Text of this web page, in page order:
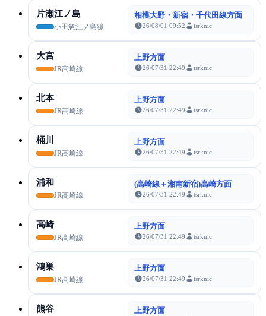
片瀬江ノ島
小田急江ノ島線
相模大野・新宿・千代田線方面
26/08/01 09:52 tsrknic
大宮
JR高崎線
上野方面
26/07/31 22:49 tsrknic
北本
JR高崎線
上野方面
26/07/31 22:49 tsrknic
桶川
JR高崎線
上野方面
26/07/31 22:49 tsrknic
浦和
JR高崎線
(高崎線＋湘南新宿)高崎方面
26/07/31 22:49 tsrknic
高崎
JR高崎線
上野方面
26/07/31 22:49 tsrknic
鴻巣
JR高崎線
上野方面
26/07/31 22:49 tsrknic
熊谷 上野方面